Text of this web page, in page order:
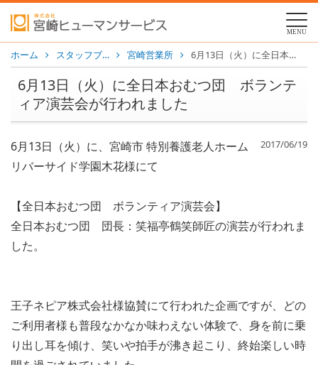
MENU
ホーム スタッフブ… 宮崎営業所 6月13日（火）に全日本おむつ団 ボランティア演芸会が行われました
6月13日（火）に全日本おむつ団 ボランテ
ィア演芸会が行われました
2017/06/19
6月13日（火）に、宮崎市 特別養護老人ホーム
リバーサイド学園木花様にて
【全日本おむつ団 ボランティア演芸会】
全日本おむつ団 団長：笑福亭鶴笑師匠の演芸が行われま
した。
王子ネピア株式会社様協賛にて行われた企画ですが、どの
ご利用者様も普段なかなか味わえない体験で、身を前に乗
り出し耳を傾け、笑いや拍手が沸き起こり、終始楽しい時